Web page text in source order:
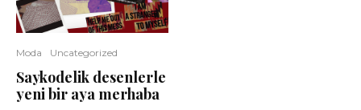
Moda Uncategorized
Saykodelik desenlerle
yeni bir aya merhaba